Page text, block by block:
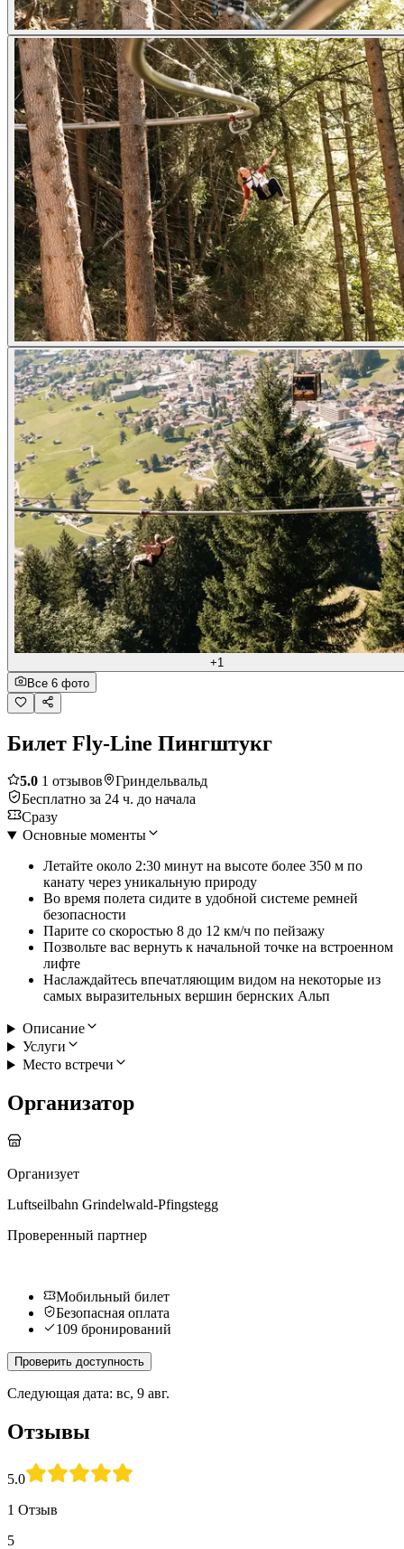
+1
Все 6 фото
Билет Fly-Line Пингштукг
5.0 1 отзывов
Гриндельвальд
Бесплатно за 24 ч. до начала
Сразу
Основные моменты
Летайте около 2:30 минут на высоте более 350 м по
канату через уникальную природу
Во время полета сидите в удобной системе ремней
безопасности
Парите со скоростью 8 до 12 км/ч по пейзажу
Позвольте вас вернуть к начальной точке на встроенном
лифте
Наслаждайтесь впечатляющим видом на некоторые из
самых выразительных вершин бернских Альп
Описание
Услуги
Место встречи
Организатор
Организует
Luftseilbahn Grindelwald-Pfingstegg
Проверенный партнер
Мобильный билет
Безопасная оплата
109 бронирований
Проверить доступность
Следующая дата: вс, 9 авг.
Отзывы
5.0
1 Отзыв
5